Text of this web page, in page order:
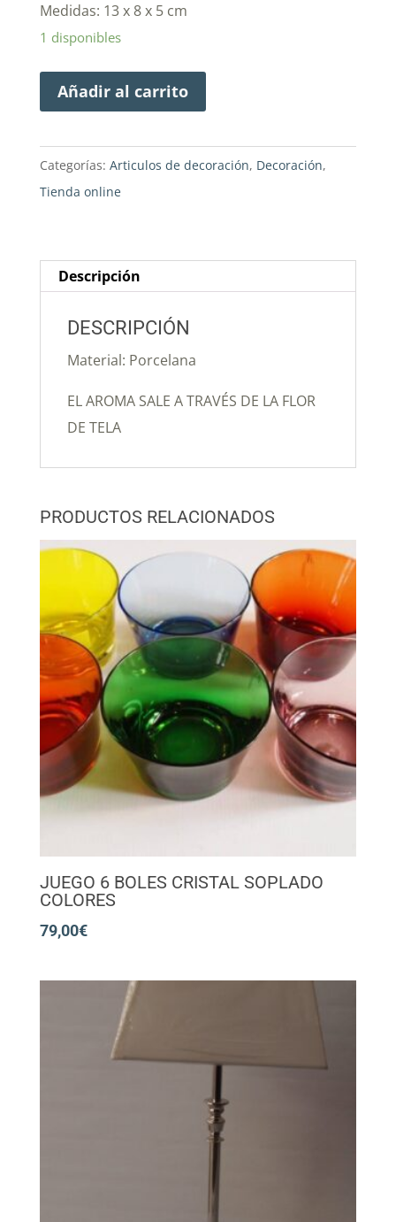
Medidas: 13 x 8 x 5 cm
1 disponibles
Añadir al carrito
Categorías: Articulos de decoración, Decoración,
Tienda online
Descripción
DESCRIPCIÓN
Material: Porcelana
EL AROMA SALE A TRAVÉS DE LA FLOR
DE TELA
PRODUCTOS RELACIONADOS
JUEGO 6 BOLES CRISTAL SOPLADO
COLORES
79,00€